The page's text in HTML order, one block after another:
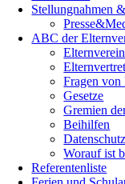
Stellungnahmen
ABC der
Fragen
Gesetze
Gremien
Beihilfen
Worauf ist
Referentenliste